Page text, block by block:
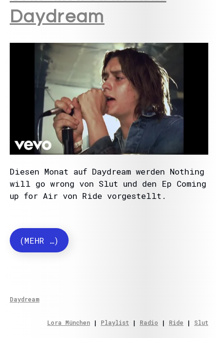
Daydream
Diesen Monat auf Daydream werden Nothing
will go wrong von Slut und den Ep Coming
up for Air von Ride vorgestellt.
(MEHR …)
Daydream
Lora München | Playlist | Radio | Ride | Slut